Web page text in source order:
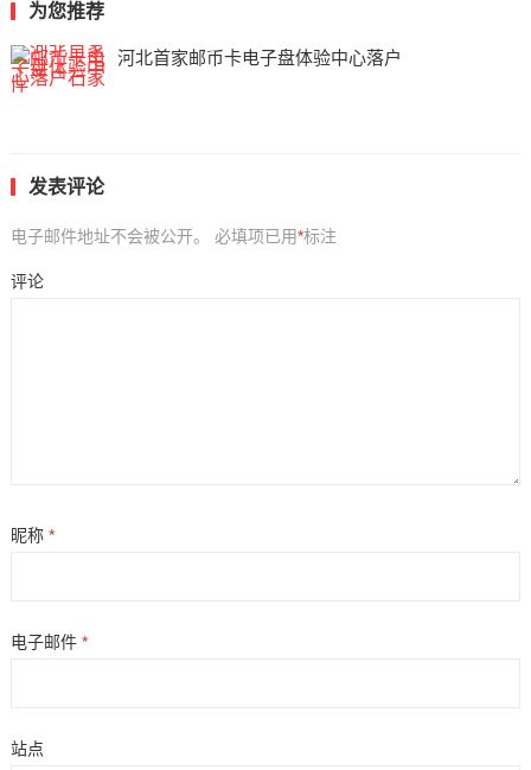
为您推荐
河北首家邮币卡电子盘体验中心落户
发表评论
电子邮件地址不会被公开。 必填项已用*标注
评论
昵称 *
电子邮件 *
站点